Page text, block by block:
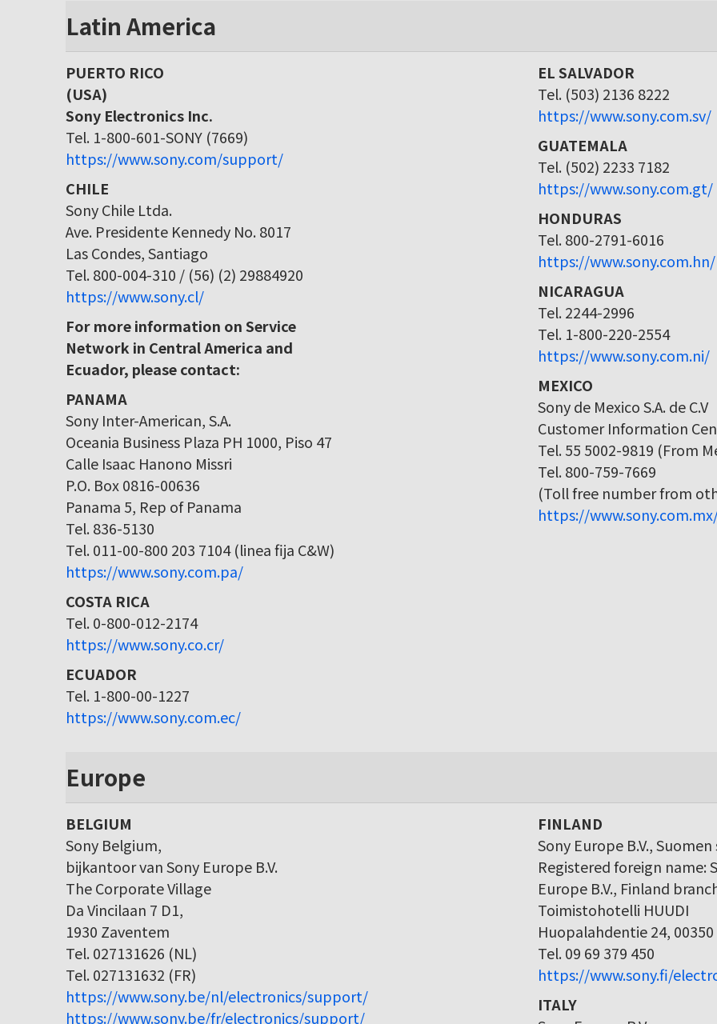
Latin America
PUERTO RICO
(USA)
Sony Electronics Inc.
Tel. 1-800-601-SONY (7669)
https://www.sony.com/support/
CHILE
Sony Chile Ltda.
Ave. Presidente Kennedy No. 8017
Las Condes, Santiago
Tel. 800-004-310 / (56) (2) 29884920
https://www.sony.cl/
For more information on Service
Network in Central America and
Ecuador, please contact:
PANAMA
Sony Inter-American, S.A.
Oceania Business Plaza PH 1000, Piso 47
Calle Isaac Hanono Missri
P.O. Box 0816-00636
Panama 5, Rep of Panama
Tel. 836-5130
Tel. 011-00-800 203 7104 (linea fija C&W)
https://www.sony.com.pa/
COSTA RICA
Tel. 0-800-012-2174
https://www.sony.co.cr/
ECUADOR
Tel. 1-800-00-1227
https://www.sony.com.ec/
EL SALVADOR
Tel. (503) 2136 8222
https://www.sony.com.sv/
GUATEMALA
Tel. (502) 2233 7182
https://www.sony.com.gt/
HONDURAS
Tel. 800-2791-6016
https://www.sony.com.hn/
NICARAGUA
Tel. 2244-2996
Tel. 1-800-220-2554
https://www.sony.com.ni/
MEXICO
Sony de Mexico S.A. de C.V
Customer Information
Tel. 55 5002-9819 (From
Tel. 800-759-7669
(Toll free number from
https://
Europe
BELGIUM
Sony Belgium,
bijkantoor van Sony Europe B.V.
The Corporate Village
Da Vincilaan 7 D1,
1930 Zaventem
Tel. 027131626 (NL)
Tel. 027131632 (FR)
https://www.sony.be/nl/electronics/support/
https://www.sony.be/fr/electronics/support/
FINLAND
Sony Europe B.V.,
Registered foreign name:
Europe B.V., Finland
Toimistohotelli HUUDI
Huopalahdentie 24,
Tel. 09 69 379 450
https://www.sony.fi/
ITALY